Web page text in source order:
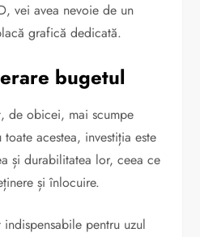
vei avea nevoie de un
grafică dedicată.
bugetul
de obicei, mai scumpe
acestea, investiția este
și durabilitatea lor, ceea ce
și înlocuire.
pentru uzul